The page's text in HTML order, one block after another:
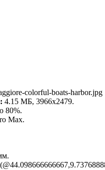
colorful-boats-harbor.jpg
4.15 МБ, 3966x2479.
80%.
Max.